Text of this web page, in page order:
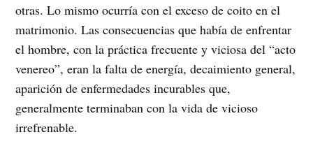
otras. Lo mismo ocurría con el exceso de coito en el
matrimonio. Las consecuencias que había de enfrentar
el hombre, con la práctica frecuente y viciosa del “acto
venereo”, eran la falta de energía, decaimiento general,
aparición de enfermedades incurables que,
generalmente terminaban con la vida de vicioso
irrefrenable.